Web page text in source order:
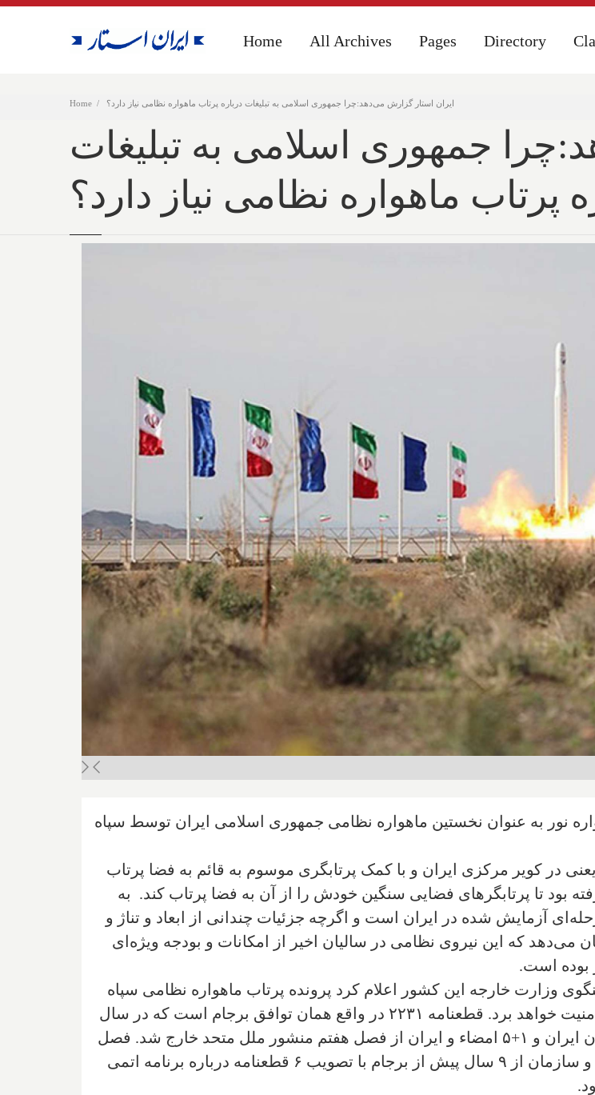
Home All Archives Pages Directory
Home ایران استار گزارش می‌دهد:چرا جمهوری اسلامی به تبلیغات درباره پرتاب ماهواره نظامی نیاز دارد؟
Home All Archives Pages Directory
جمهوری اسلامی به تبلیغات
پرتاب ماهواره نظامی نیاز دارد؟
نور به ‌عنوان نخستین ماهواره نظامی جمهوری اسلامی ایران توسط سپاه
در کویر مرکزی ایران و با کمک پرتابگری موسوم به قائم به فضا پرتاب
بود تا پرتابگرهای فضایی سنگین خودش را از آن به فضا پرتاب کند. به
آزمایش شده در ایران است و اگرچه جزئیات چندانی از ابعاد و تناژ و
می‌دهد که این نیروی نظامی در سالیان اخیر از امکانات و بودجه ویژه‌ای
بوده است.
وزارت خارجه این کشور اعلام کرد پرونده پرتاب ماهواره نظامی سپاه
نقض قطنامه ۲۲۳۱ است و آمریکا این پرونده را به شورای امنیت خواهد برد. قطعنامه ۲۲۳۱ در واقع همان توافق برجام است که در سال
۱۳۹۴ با ۱۲ بند مقدماتی،۳۰ بند اجرایی و دو سند پیوست میان ایران و ۱+۵ امضاء و ایران از فصل هفتم منشور ملل متحد خارج شد. فصل
هفتم منشور ملل متحد به امنیت و صلح جهانی مربوط است و سازمان از ۹ سال پیش از برجام با تصویب ۶ قطعنامه درباره برنامه اتمی